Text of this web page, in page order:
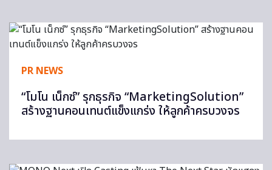
PR NEWS
“โมโน เน็กซ์” รุกธุรกิจ “MarketingSolution”
สร้างฐานคอนเทนต์แข็งแกร่ง ให้ลูกค้าครบวงจร